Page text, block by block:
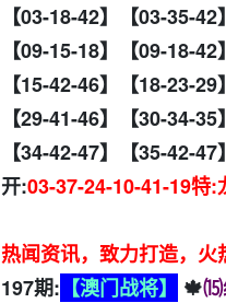
【03-18-42】【03-35-42
【09-15-18】【09-18-42
【15-42-46】【18-23-29
【29-41-46】【30-34-35
【34-42-47】【35-42-47
开:03-37-24-10-41-19特:
热闻资讯，致力打造，
197期: 【澳门战将】 🍁⒂